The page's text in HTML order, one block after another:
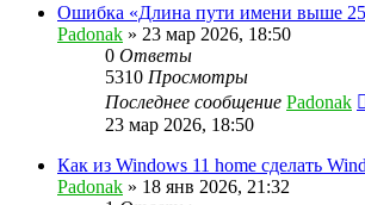
Ошибка «Длина пути имени выше
Padonak » 23 мар 2026, 18:50
0 Ответы
5310 Просмотры
Последнее сообщение Padonak
23 мар 2026, 18:50
Как из Windows 11 home сделать
Padonak » 18 янв 2026, 21:32